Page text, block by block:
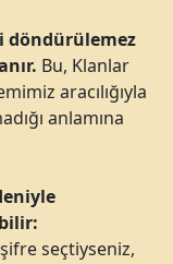
döndürülemez
Bu, Klanlar
aracılığıyla
anlamına
seçtiyseniz,